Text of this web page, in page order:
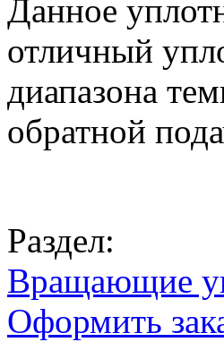
Данное
отличный
диапазона
обратной
Раздел:
Вращающие
Оформить